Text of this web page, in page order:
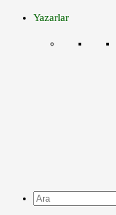
Yazarlar